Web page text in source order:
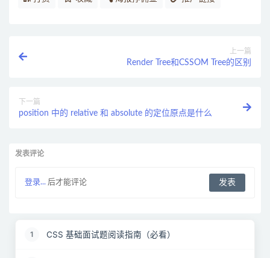
上一篇
Render Tree和CSSOM Tree的区别
下一篇
position 中的 relative 和 absolute 的定位原点是什么
发表评论
登录... 后才能评论
1 CSS 基础面试题阅读指南（必看）